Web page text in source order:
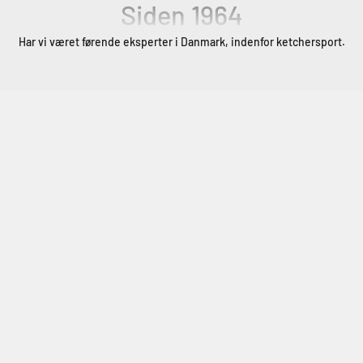
Siden 1964
Har vi været førende eksperter i Danmark, indenfor ketchersport.